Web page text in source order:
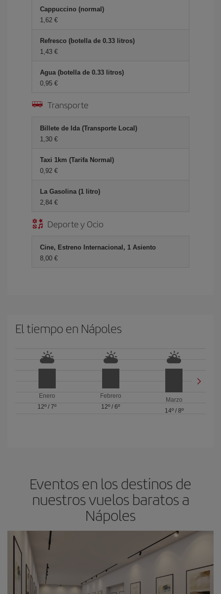
Cappuccino (normal)
1,62 €
Refresco (botella de 0.33 litros)
1,43 €
Agua (botella de 0.33 litros)
0,95 €
Transporte
Billete de Ida (Transporte Local)
1,30 €
Taxi 1km (Tarifa Normal)
0,92 €
La Gasolina (1 litro)
2,84 €
Deporte y Ocio
Cine, Estreno Internacional, 1 Asiento
8,00 €
El tiempo en Nápoles
Enero
12º /7º
Febrero
12º / 6º
Marzo
14º/ 8º
Eventos en los destinos de
nuestros vuelos baratos a
Nápoles